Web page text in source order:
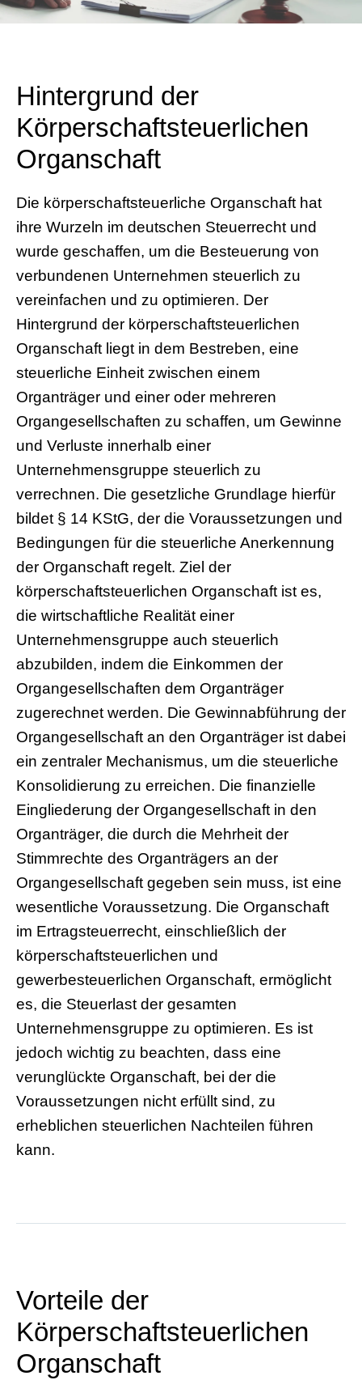
Hintergrund der
Körperschaftsteuerlichen
Organschaft
Die körperschaftsteuerliche Organschaft hat
ihre Wurzeln im deutschen Steuerrecht und
wurde geschaffen, um die Besteuerung von
verbundenen Unternehmen steuerlich zu
vereinfachen und zu optimieren. Der
Hintergrund der körperschaftsteuerlichen
Organschaft liegt in dem Bestreben, eine
steuerliche Einheit zwischen einem
Organträger und einer oder mehreren
Organgesellschaften zu schaffen, um Gewinne
und Verluste innerhalb einer
Unternehmensgruppe steuerlich zu
verrechnen. Die gesetzliche Grundlage hierfür
bildet § 14 KStG, der die Voraussetzungen und
Bedingungen für die steuerliche Anerkennung
der Organschaft regelt. Ziel der
körperschaftsteuerlichen Organschaft ist es,
die wirtschaftliche Realität einer
Unternehmensgruppe auch steuerlich
abzubilden, indem die Einkommen der
Organgesellschaften dem Organträger
zugerechnet werden. Die Gewinnabführung der
Organgesellschaft an den Organträger ist dabei
ein zentraler Mechanismus, um die steuerliche
Konsolidierung zu erreichen. Die finanzielle
Eingliederung der Organgesellschaft in den
Organträger, die durch die Mehrheit der
Stimmrechte des Organträgers an der
Organgesellschaft gegeben sein muss, ist eine
wesentliche Voraussetzung. Die Organschaft
im Ertragsteuerrecht, einschließlich der
körperschaftsteuerlichen und
gewerbesteuerlichen Organschaft, ermöglicht
es, die Steuerlast der gesamten
Unternehmensgruppe zu optimieren. Es ist
jedoch wichtig zu beachten, dass eine
verunglückte Organschaft, bei der die
Voraussetzungen nicht erfüllt sind, zu
erheblichen steuerlichen Nachteilen führen
kann.
Vorteile der
Körperschaftsteuerlichen
Organschaft